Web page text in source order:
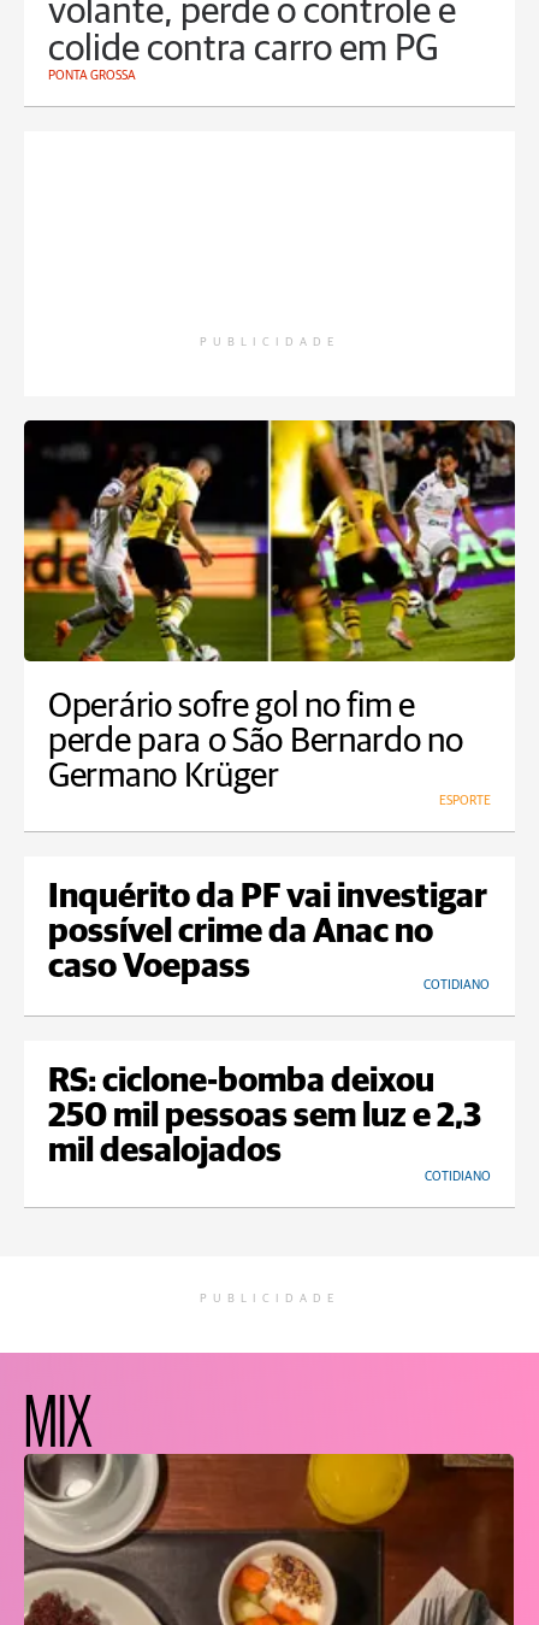
volante, perde o controle e
colide contra carro em PG
PONTA GROSSA
PUBLICIDADE
Operário sofre gol no fim e
perde para o São Bernardo no
Germano Krüger
ESPORTE
Inquérito da PF vai investigar
possível crime da Anac no
caso Voepass
COTIDIANO
RS: ciclone-bomba deixou
250 mil pessoas sem luz e 2,3
mil desalojados
COTIDIANO
PUBLICIDADE
MIX